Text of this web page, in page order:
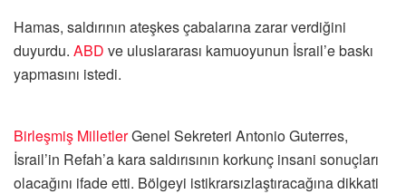
Hamas, saldırının ateşkes çabalarına zarar verdiğini
duyurdu. ABD ve uluslararası kamuoyunun İsrail’e baskı
yapmasını istedi.
Birleşmiş MilletlerGenel Sekreteri Antonio Guterres,
İsrail’in Refah’a kara saldırısının korkunç insani sonuçları
olacağını ifade etti. Bölgeyi istikrarsızlaştıracağına dikkati